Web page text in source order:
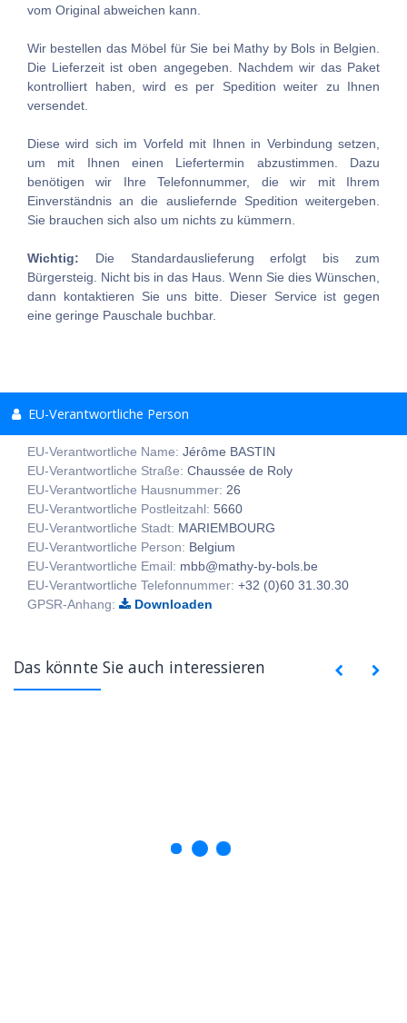
vom Original abweichen kann.
Wir bestellen das Möbel für Sie bei Mathy by Bols in Belgien.
Die Lieferzeit ist oben angegeben. Nachdem wir das Paket
kontrolliert haben, wird es per Spedition weiter zu Ihnen
versendet.
Diese wird sich im Vorfeld mit Ihnen in Verbindung setzen,
um mit Ihnen einen Liefertermin abzustimmen. Dazu
benötigen wir Ihre Telefonnummer, die wir mit Ihrem
Einverständnis an die ausliefernde Spedition weitergeben.
Sie brauchen sich also um nichts zu kümmern.
Wichtig: Die Standardauslieferung erfolgt bis zum
Bürgersteig. Nicht bis in das Haus. Wenn Sie dies Wünschen,
dann kontaktieren Sie uns bitte. Dieser Service ist gegen
eine geringe Pauschale buchbar.
EU-Verantwortliche Person
EU-Verantwortliche Name: Jérôme BASTIN
EU-Verantwortliche Straße: Chaussée de Roly
EU-Verantwortliche Hausnummer: 26
EU-Verantwortliche Postleitzahl: 5660
EU-Verantwortliche Stadt: MARIEMBOURG
EU-Verantwortliche Person: Belgium
EU-Verantwortliche Email: mbb@mathy-by-bols.be
EU-Verantwortliche Telefonnummer: +32 (0)60 31.30.30
GPSR-Anhang:
Downloaden
Das könnte Sie auch interessieren